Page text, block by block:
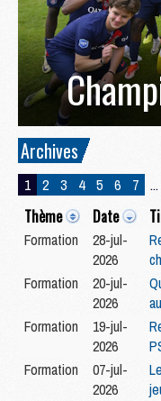
Archives
1 2 3 4 5 6 7 ...
Thème Date
Formation
28-jul-
2026
Formation
20-jul-
2026
Formation
19-jul-
2026
Formation
07-jul-
2026